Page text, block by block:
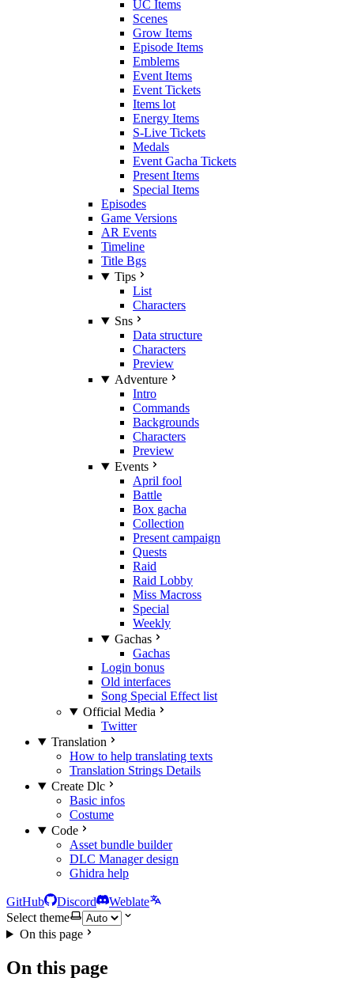
UC Items
Scenes
Grow Items
Episode Items
Emblems
Event Items
Event Tickets
Items lot
Energy Items
S-Live Tickets
Medals
Event Gacha Tickets
Present Items
Special Items
Episodes
Game Versions
AR Events
Timeline
Title Bgs
Tips
List
Characters
Sns
Data structure
Characters
Preview
Adventure
Intro
Commands
Backgrounds
Characters
Preview
Events
April fool
Battle
Box gacha
Collection
Present campaign
Quests
Raid
Raid Lobby
Miss Macross
Special
Weekly
Gachas
Gachas
Login bonus
Old interfaces
Song Special Effect list
Official Media
Twitter
Translation
How to help translating texts
Translation Strings Details
Create Dlc
Basic infos
Costume
Code
Asset bundle builder
DLC Manager design
Ghidra help
GitHub Discord
Weblate
Select theme
On this page
On this page